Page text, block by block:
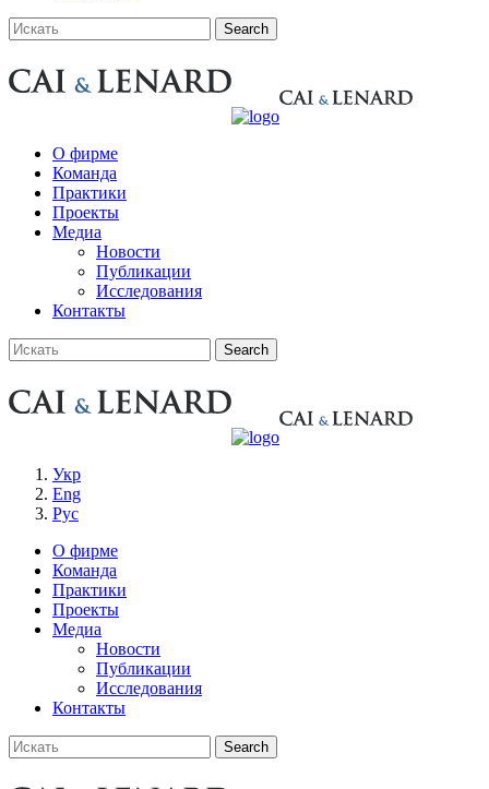
О фирме
Команда
Практики
Проекты
Медиа
Новости
Публикации
Исследования
Контакты
Укр
Eng
Рус
О фирме
Команда
Практики
Проекты
Медиа
Новости
Публикации
Исследования
Контакты